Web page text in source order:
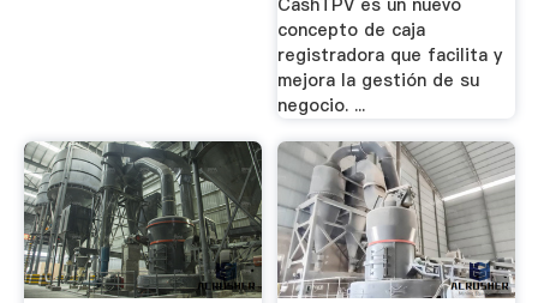
concepto de caja
registradora que facilita y
mejora la gestión de su
negocio. ...